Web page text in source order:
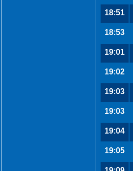
18:51
18:53
19:01
19:02
19:03
19:03
19:04
19:05